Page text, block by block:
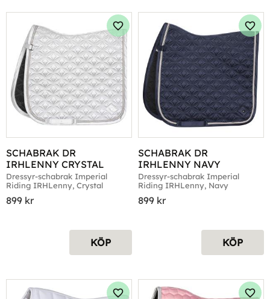
SCHABRAK DR
IRHLENNY CRYSTAL
Dressyr-schabrak Imperial
Riding IRHLenny, Crystal
899 kr
Lägg till i favoriter
KÖP
SCHABRAK DR
IRHLENNY NAVY
Dressyr-schabrak Imperial
Riding IRHLenny, Navy
899 kr
KÖP